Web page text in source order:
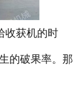
收获机的时
的破果率。那